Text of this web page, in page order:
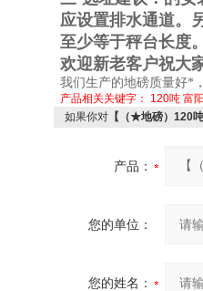
应设置排水通道。
至少等于秤台长度
欢迎新老客户祝大
我们生产的地磅质量好*
产品相关关键字： 120吨 富
如果你对 【（★地磅）120
产品：
您的单位：
您的姓名：